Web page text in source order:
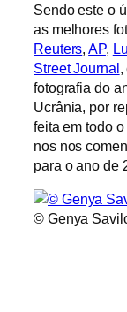
Sendo este o
as melhores
Reuters,AP,
Street Journal,
fotografia do
Ucrânia, por
feita em todo
nos nos
para o ano de
© Genya